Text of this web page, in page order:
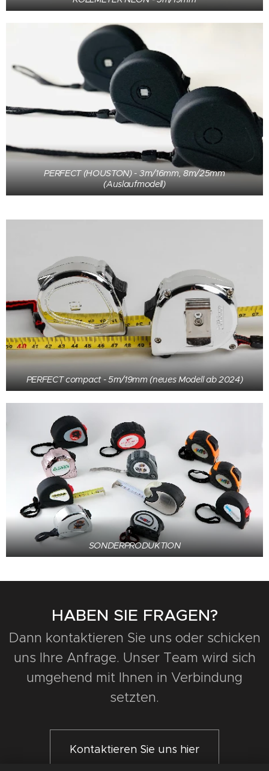
PERFECT (HOUSTON) - 3m/16mm, 8m/25mm
(Auslaufmodell)
PERFECT compact - 5m/19mm (neues Modell ab 2024)
SONDERPRODUKTION
HABEN SIE FRAGEN?
Dann kontaktieren Sie uns oder schicken
uns Ihre Anfrage. Unser Team wird sich
umgehend mit Ihnen in Verbindung
setzten.
Kontaktieren Sie uns hier